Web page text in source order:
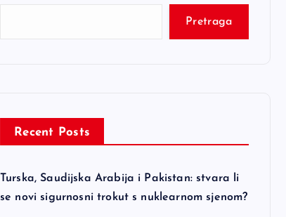
Pretraga
Recent Posts
Turska, Saudijska Arabija i Pakistan: stvara li
se novi sigurnosni trokut s nuklearnom sjenom?